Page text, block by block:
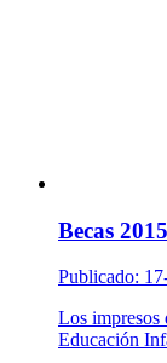
Becas
Publicado:
Los impresos
Educación